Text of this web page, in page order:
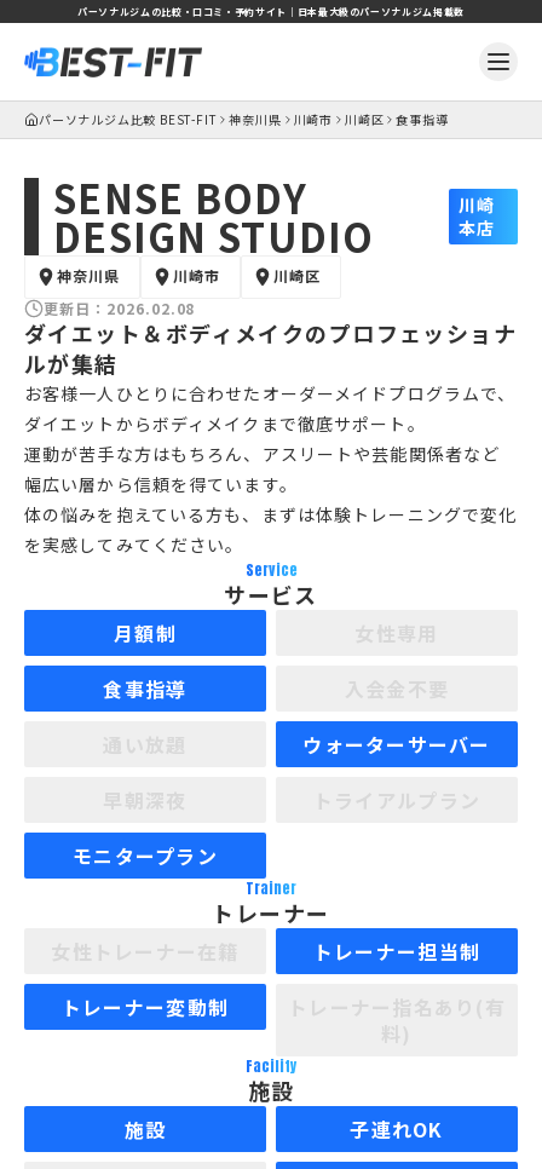
パーソナルジムの比較・口コミ・予約サイト｜日本最大級のパーソナルジム掲載数
パーソナルジム比較 BEST-FIT 神奈川県 川崎市 川崎区 食事指導
SENSE BODY
DESIGN STUDIO
川崎
本店
神奈川県 川崎市
川崎区
更新日： 2026.02.08
ダイエット＆ボディメイクのプロフェッショナ
ルが集結
お客様一人ひとりに合わせたオーダーメイドプログラムで、
ダイエットからボディメイクまで徹底サポート。
運動が苦手な方はもちろん、アスリートや芸能関係者など
幅広い層から信頼を得ています。
体の悩みを抱えている方も、まずは体験トレーニングで変化
を実感してみてください。
Service
サービス
月額制
食事指導
ウォーターサーバー
モニタープラン
Trainer
トレーナー
トレーナー担当制
トレーナー変動制
Facility
施設
施設
子連れOK